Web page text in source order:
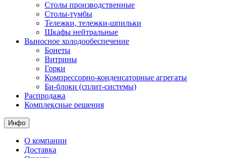
Столы производственные
Столы-тумбы
Тележки, тележки-шпильки
Шкафы нейтральные
Выносное холодообеспечение
Бонеты
Витрины
Горки
Компрессорно-конденсаторные агрегаты
Би-блоки (сплит-системы)
Распродажа
Комплексные решения
Инфо
О компании
Доставка